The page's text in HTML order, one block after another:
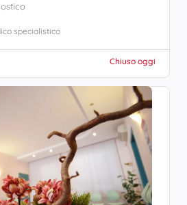
specialistico
Chiuso oggi